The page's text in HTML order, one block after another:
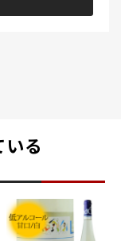
る